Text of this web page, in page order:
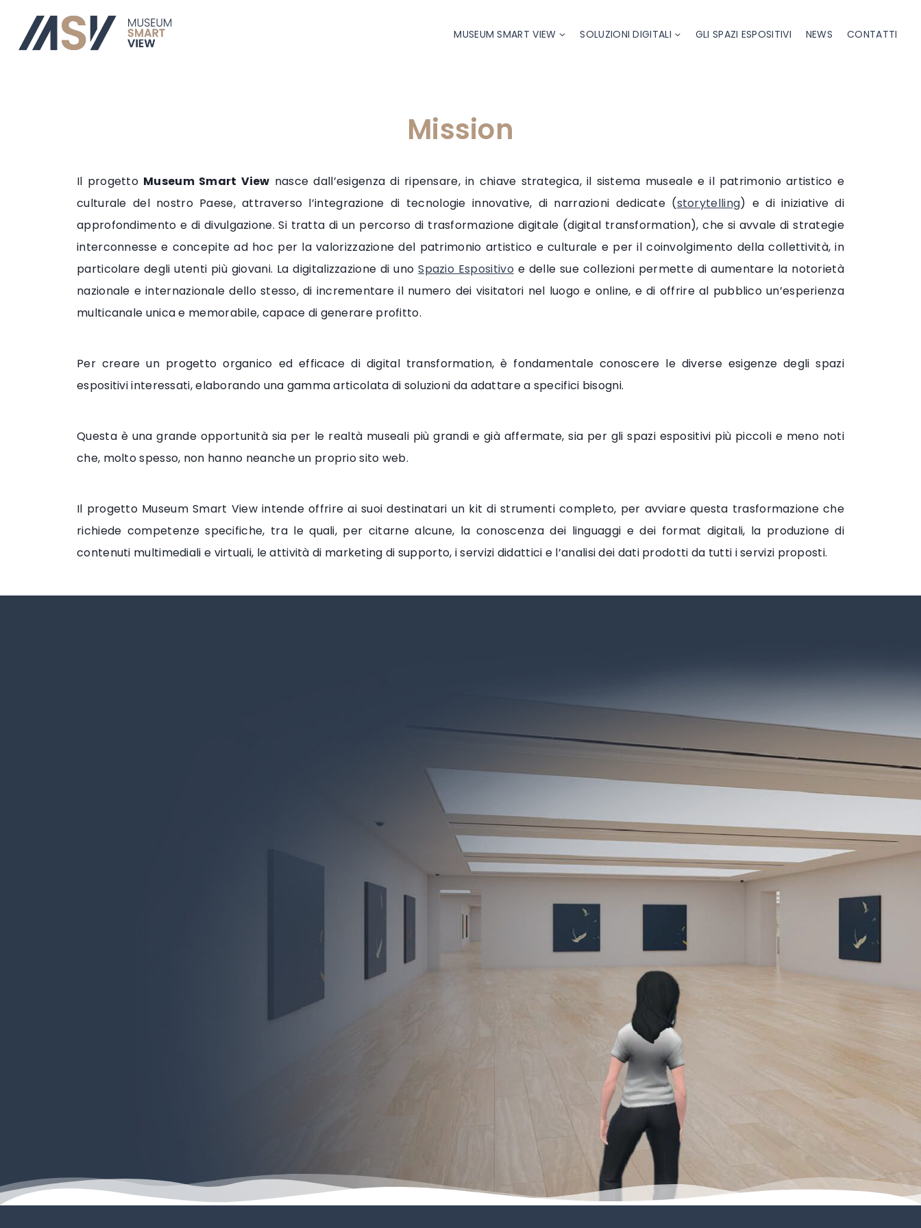
MUSEUM SMART VIEW SOLUZIONI DIGITALI GLI SPAZI ESPOSITIVI NEWS CONTATTI
Mission
Il progetto Museum Smart View nasce dall’esigenza di ripensare, in chiave strategica, il sistema museale e il patrimonio artistico e
culturale del nostro Paese, attraverso l’integrazione di tecnologie innovative, di narrazioni dedicate (storytelling) e di iniziative di
approfondimento e di divulgazione. Si tratta di un percorso di trasformazione digitale (digital transformation), che si avvale di strategie
interconnesse e concepite ad hoc per la valorizzazione del patrimonio artistico e culturale e per il coinvolgimento della collettività, in
particolare degli utenti più giovani. La digitalizzazione di unoSpazio Espositivo e delle sue collezioni permette di aumentare la notorietà
nazionale e internazionale dello stesso, di incrementare il numero dei visitatori nel luogo e online, e di offrire al pubblico un’esperienza
multicanale unica e memorabile, capace di generare profitto.
Per creare un progetto organico ed efficace di digital transformation, è fondamentale conoscere le diverse esigenze degli spazi
espositivi interessati, elaborando una gamma articolata di soluzioni da adattare a specifici bisogni.
Questa è una grande opportunità sia per le realtà museali più grandi e già affermate, sia per gli spazi espositivi più piccoli e meno noti
che, molto spesso, non hanno neanche un proprio sito web.
Il progetto Museum Smart View intende offrire ai suoi destinatari un kit di strumenti completo, per avviare questa trasformazione che
richiede competenze specifiche, tra le quali, per citarne alcune, la conoscenza dei linguaggi e dei format digitali, la produzione di
contenuti multimediali e virtuali, le attività di marketing di supporto, i servizi didattici e l’analisi dei dati prodotti da tutti i servizi proposti.